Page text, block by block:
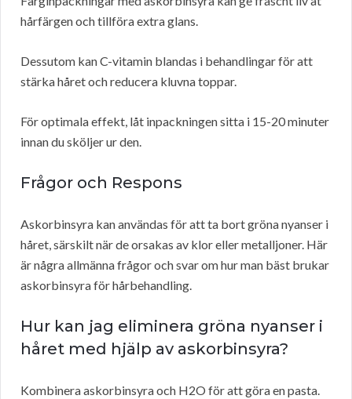
hårfärgen och tillföra extra glans.
Dessutom kan C-vitamin blandas i behandlingar för att
stärka håret och reducera kluvna toppar.
För optimala effekt, låt inpackningen sitta i 15-20 minuter
innan du sköljer ur den.
Frågor och Respons
Askorbinsyra kan användas för att ta bort gröna nyanser i
håret, särskilt när de orsakas av klor eller metalljoner. Här
är några allmänna frågor och svar om hur man bäst brukar
askorbinsyra för hårbehandling.
Hur kan jag eliminera gröna nyanser i
håret med hjälp av askorbinsyra?
Kombinera askorbinsyra och H2O för att göra en pasta.